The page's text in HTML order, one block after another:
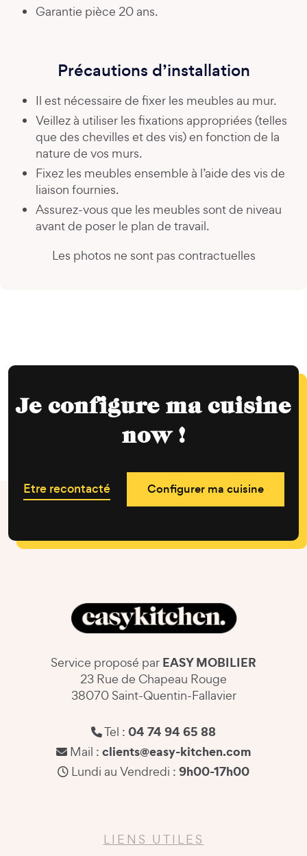
Garantie pièce 20 ans.
Précautions d’installation
Il est nécessaire de fixer les meubles au mur.
Veillez à utiliser les fixations appropriées (telles
que des chevilles et des vis) en fonction de la
nature de vos murs.
Fixez les meubles ensemble à l’aide des vis de
liaison fournies.
Assurez-vous que les meubles sont de niveau
avant de poser le plan de travail.
Les photos ne sont pas contractuelles
Je configure ma cuisine
now !
Etre recontacté Configurer ma cuisine
Service proposé par EASY MOBILIER
23 Rue de Chapeau Rouge
38070 Saint-Quentin-Fallavier
Tel : 04 74 94 65 88
Mail : clients@easy-kitchen.com
Lundi au Vendredi : 9h00-17h00
LIENS UTILES